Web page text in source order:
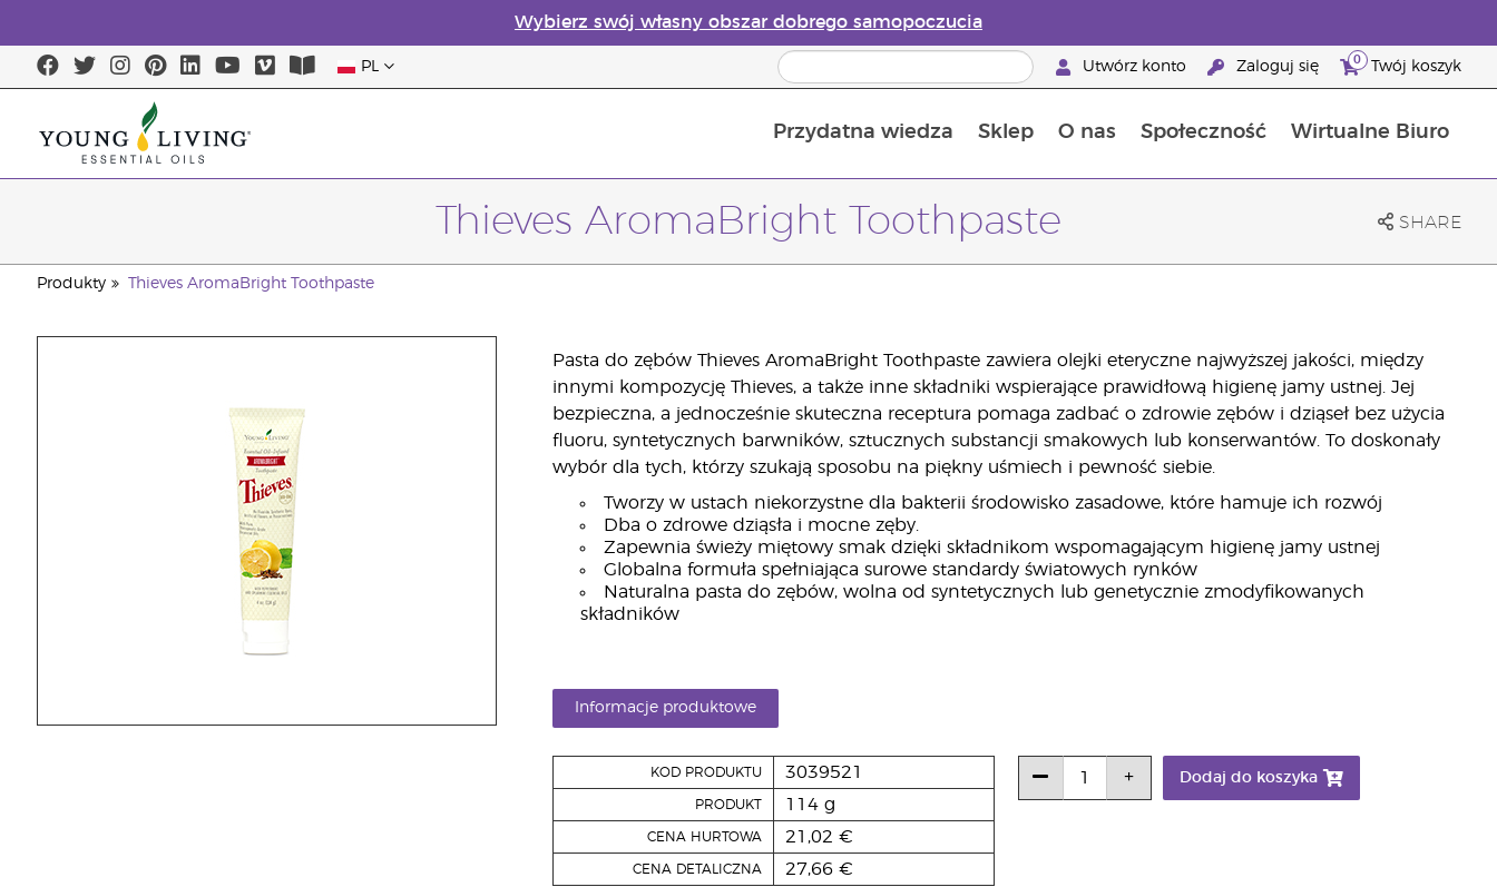
Wybierz swój własny obszar dobrego samopoczucia
PL Utwórz konto Zaloguj się 0 Twój koszyk
Przydatna wiedza Sklep O nas Społeczność Wirtualne Biuro
Thieves AromaBright Toothpaste SHARE
Produkty Thieves AromaBright Toothpaste
Pasta do zębów Thieves AromaBright Toothpaste zawiera olejki eteryczne najwyższej jakości, między
innymi kompozycję Thieves, a także inne składniki wspierające prawidłową higienę jamy ustnej. Jej
bezpieczna, a jednocześnie skuteczna receptura pomaga zadbać o zdrowie zębów i dziąseł bez użycia
fluoru, syntetycznych barwników, sztucznych substancji smakowych lub konserwantów. To doskonały
wybór dla tych, którzy szukają sposobu na piękny uśmiech i pewność siebie.
Tworzy w ustach niekorzystne dla bakterii środowisko zasadowe, które hamuje ich rozwój
Dba o zdrowe dziąsła i mocne zęby.
Zapewnia świeży miętowy smak dzięki składnikom wspomagającym higienę jamy ustnej
Globalna formuła spełniająca surowe standardy światowych rynków
Naturalna pasta do zębów, wolna od syntetycznych lub genetycznie zmodyfikowanych
składników
Informacje produktowe
KOD PRODUKTU 3039521
PRODUKT 114 g
CENA HURTOWA 21,02 €
CENA DETALICZNA 27,66 €
Dodaj do koszyka